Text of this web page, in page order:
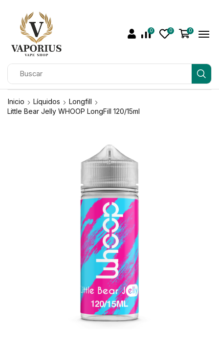
0 0 0
Inicio Líquidos
Longfill
Little Bear Jelly WHOOP LongFill 120/15ml